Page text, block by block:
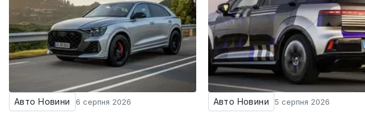
Авто Новини 6 серпня 2026 Авто Новини 5 серпня 2026